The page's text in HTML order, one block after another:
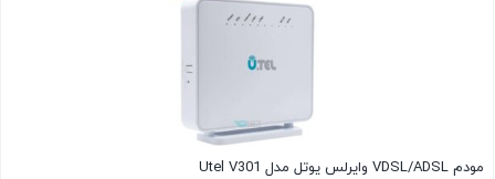
مودم VDSL/ADSL وایرلس یوتل مدل Utel V301